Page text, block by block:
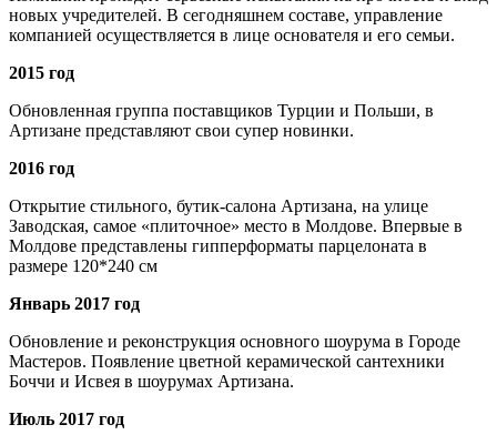
новых учредителей. В сегодняшнем составе, управление
компанией осуществляется в лице основателя и его семьи.
2015 год
Обновленная группа поставщиков Турции и Польши, в
Артизане представляют свои супер новинки.
2016 год
Открытие стильного, бутик-салона Артизана, на улице
Заводская, самое «плиточное» место в Молдове. Впервые в
Молдове представлены гипперформаты парцелоната в
размере 120*240 см
Январь 2017 год
Обновление и реконструкция основного шоурума в Городе
Мастеров. Появление цветной керамической сантехники
Боччи и Исвея в шоурумах Артизана.
Июль 2017 год